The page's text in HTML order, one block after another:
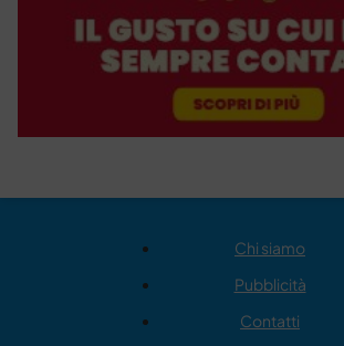
Chi siamo
Pubblicità
Contatti